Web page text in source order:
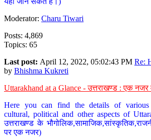
Moderator: Charu Tiwari
Posts: 4,869
Topics: 65
Last post: April 12, 2022, 05:02:43 PM Re:
by Bhishma Kukreti
Uttarakhand at a Glance - उत्तराखण्ड : एक नजर
Here you can find the details of various
cultural, political and other aspects of
उत्तराखण्ड के
पर एक नजर)